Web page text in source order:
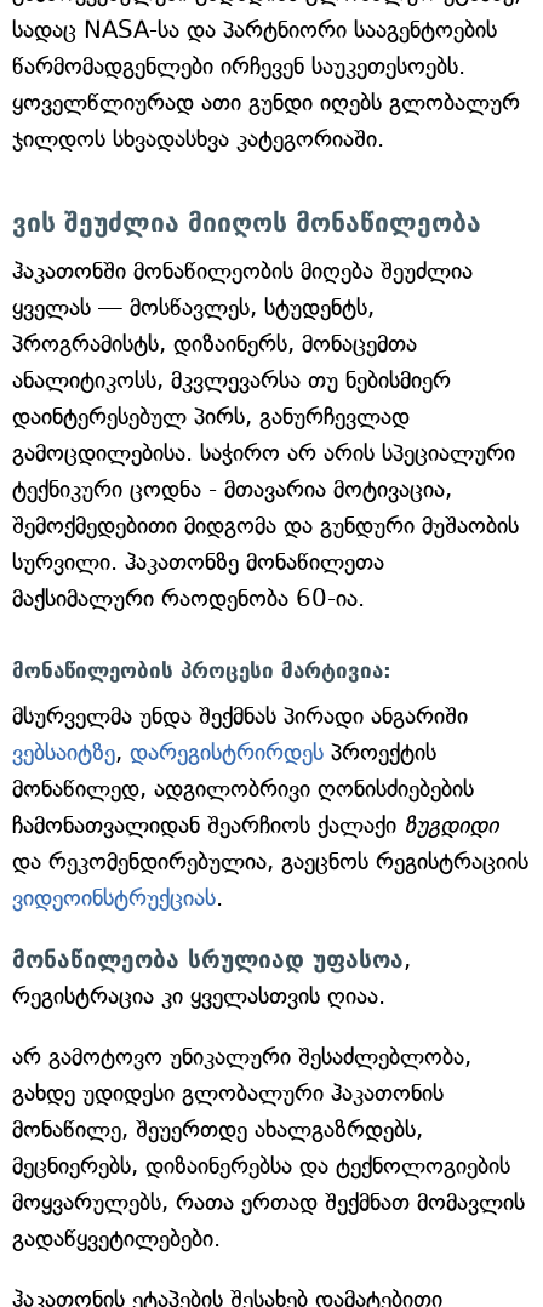
სადაც NASA-სა და პარტნიორი სააგენტოების
წარმომადგენლები ირჩევენ საუკეთესოებს.
ყოველწლიურად ათი გუნდი იღებს გლობალურ
ჯილდოს სხვადასხვა კატეგორიაში.
ვის შეუძლია მიიღოს მონაწილეობა
ჰაკათონში მონაწილეობის მიღება შეუძლია
ყველას — მოსწავლეს, სტუდენტს,
პროგრამისტს, დიზაინერს, მონაცემთა
ანალიტიკოსს, მკვლევარსა თუ ნებისმიერ
დაინტერესებულ პირს, განურჩევლად
გამოცდილებისა. საჭირო არ არის სპეციალური
ტექნიკური ცოდნა - მთავარია მოტივაცია,
შემოქმედებითი მიდგომა და გუნდური მუშაობის
სურვილი. ჰაკათონზე მონაწილეთა
მაქსიმალური რაოდენობა 60-ია.
მონაწილეობის პროცესი მარტივია:
მსურველმა უნდა შექმნას პირადი ანგარიში
ვებსაიტზე, დარეგისტრირდეს პროექტის
მონაწილედ, ადგილობრივი ღონისძიებების
ჩამონათვალიდან შეარჩიოს ქალაქი ზუგდიდი
და რეკომენდირებულია, გაეცნოს რეგისტრაციის
ვიდეოინსტრუქციას.
მონაწილეობა სრულიად უფასოა,
რეგისტრაცია კი ყველასთვის ღიაა.
არ გამოტოვო უნიკალური შესაძლებლობა,
გახდე უდიდესი გლობალური ჰაკათონის
მონაწილე, შეუერთდე ახალგაზრდებს,
მეცნიერებს, დიზაინერებსა და ტექნოლოგიების
მოყვარულებს, რათა ერთად შექმნათ მომავლის
გადაწყვეტილებები.
ჰაკათონის ეტაპების შესახებ დამატებითი